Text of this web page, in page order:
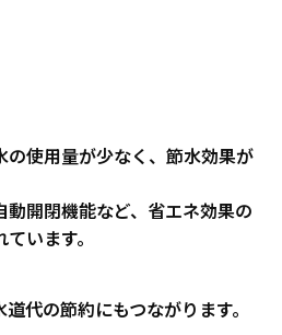
の使用量が少なく、節水効果が
動開閉機能など、省エネ効果の
います。
代の節約にもつながります。